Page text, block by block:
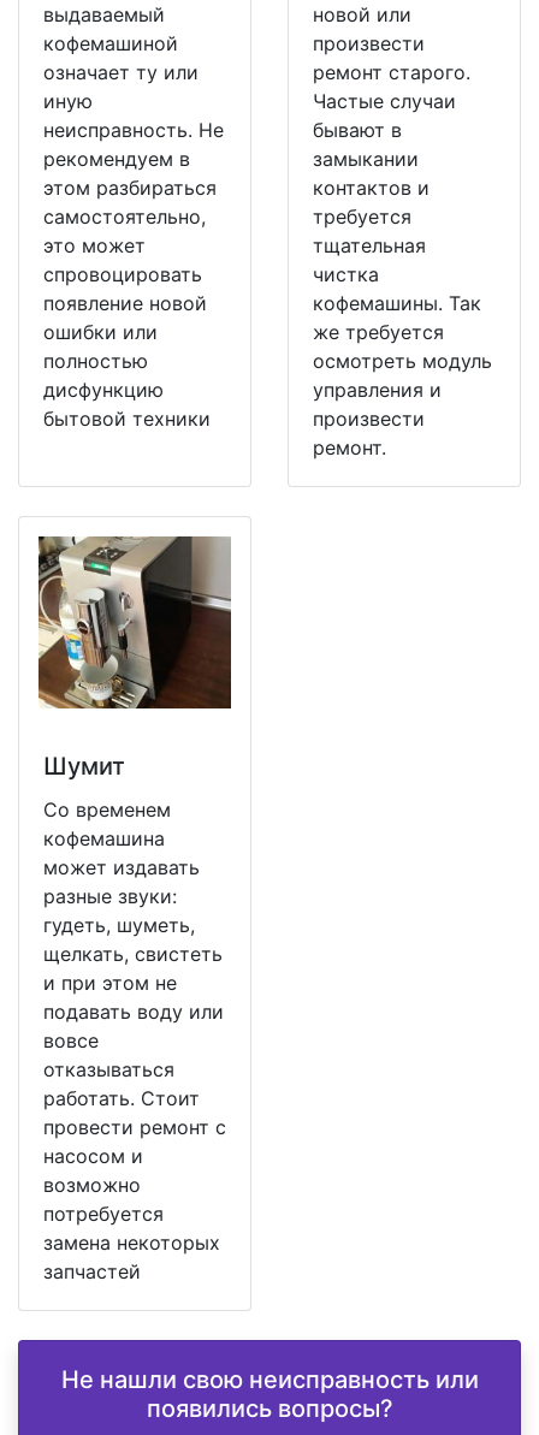
выдаваемый
кофемашиной
означает ту или
иную
неисправность. Не
рекомендуем в
этом разбираться
самостоятельно,
это может
спровоцировать
появление новой
ошибки или
полностью
дисфункцию
бытовой техники
новой или
произвести
ремонт старого.
Частые случаи
бывают в
замыкании
контактов и
требуется
тщательная
чистка
кофемашины. Так
же требуется
осмотреть модуль
управления и
произвести
ремонт.
Шумит
Со временем
кофемашина
может издавать
разные звуки:
гудеть, шуметь,
щелкать, свистеть
и при этом не
подавать воду или
вовсе
отказываться
работать. Стоит
провести ремонт с
насосом и
возможно
потребуется
замена некоторых
запчастей
Не нашли свою неисправность или
появились вопросы?